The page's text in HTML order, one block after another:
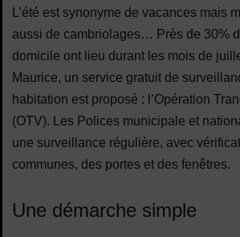
L’été est synonyme de vacances mais
aussi de cambriolages… Près de 30%
domicile ont lieu durant les mois de
Maurice, un service gratuit de
habitation est proposé : l’Opération
(OTV). Les Polices municipale et
une surveillance régulière, avec
communes, des portes et des fenêtres.
Une démarche simple